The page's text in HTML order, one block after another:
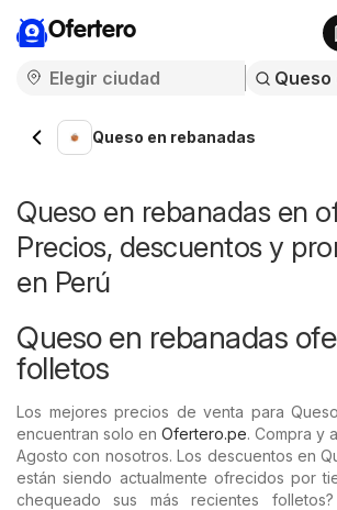
Ofertero
Queso en rebanadas
Queso en rebanadas en
Precios, descuentos y
en Perú
Queso en rebanadas
folletos
Los mejores precios de venta para
encuentran solo en Ofertero.pe. Compra y
Agosto con nosotros. Los descuentos en
están siendo actualmente ofrecidos por
chequeado sus más recientes